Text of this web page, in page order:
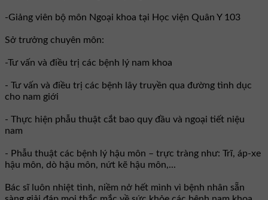
-Giảng viên bộ môn Ngoại khoa tại Học viện Quân Y 103
Sở trưởng chuyên môn:
-Tư vấn và điều trị các bệnh lý nam khoa
- Tư vấn và điều trị các bệnh lây truyền qua đường tình dục
cho nam giới
- Thực hiện phẫu thuật cắt bao quy đầu và ngoại tiết niệu
nam
- Phẫu thuật các bệnh lý hậu môn – trực tràng như: Trĩ, áp-xe
hậu môn, dò hậu môn, nứt kẽ hậu môn,...
Bác sĩ luôn nhiệt tình, niềm nở hết mình vì bệnh nhân sẵn